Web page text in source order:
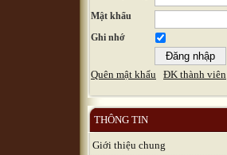
Mật khẩu
Ghi nhớ
Quên mật khẩu ĐK thành viên
THÔNG TIN
Giới thiệu chung